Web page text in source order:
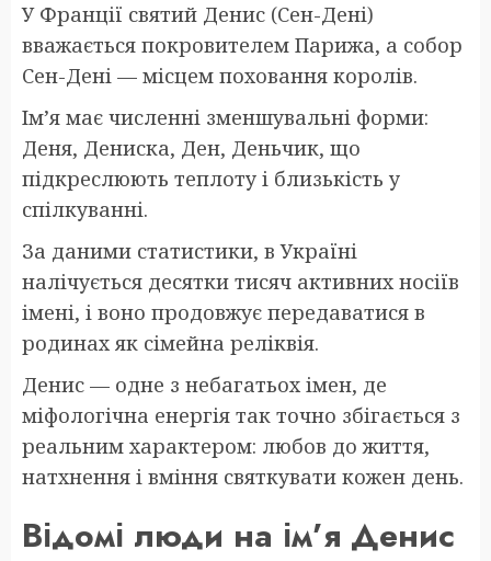
У Франції святий Денис (Сен-Дені)
вважається покровителем Парижа, а собор
Сен-Дені — місцем поховання королів.
Ім’я має численні зменшувальні форми:
Деня, Дениска, Ден, Деньчик, що
підкреслюють теплоту і близькість у
спілкуванні.
За даними статистики, в Україні
налічується десятки тисяч активних носіїв
імені, і воно продовжує передаватися в
родинах як сімейна реліквія.
Денис — одне з небагатьох імен, де
міфологічна енергія так точно збігається з
реальним характером: любов до життя,
натхнення і вміння святкувати кожен день.
Відомі люди на ім’я Денис